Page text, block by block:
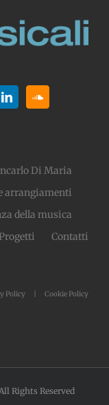
Di Maria
arrangiamenti
della musica
Progetti Contatti
Policy Cookie Policy
Rights Reserved